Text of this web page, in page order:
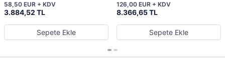
3.884,52 TL
58,50 EUR + KDV
Sepete Ekle
8.366,65 TL
126,00 EUR + KDV
Sepete Ekle